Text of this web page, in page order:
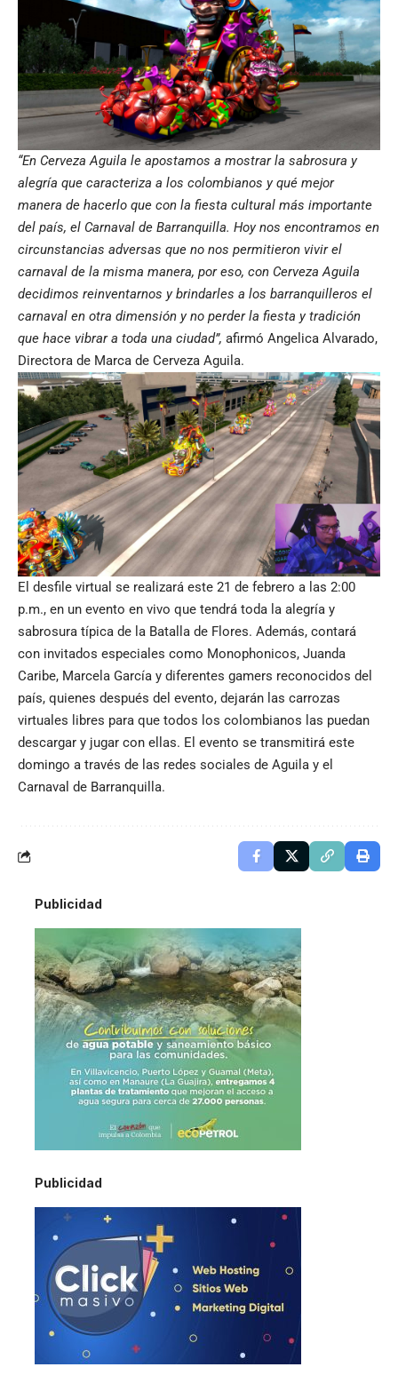
“En Cerveza Aguila le apostamos a mostrar la sabrosura y
alegría que caracteriza a los colombianos y qué mejor
manera de hacerlo que con la fiesta cultural más importante
del país, el Carnaval de Barranquilla. Hoy nos encontramos en
circunstancias adversas que no nos permitieron vivir el
carnaval de la misma manera, por eso, con Cerveza Aguila
decidimos reinventarnos y brindarles a los barranquilleros el
carnaval en otra dimensión y no perder la fiesta y tradición
que hace vibrar a toda una ciudad”, afirmó Angelica Alvarado,
Directora de Marca de Cerveza Aguila.
El desfile virtual se realizará este 21 de febrero a las 2:00
p.m., en un evento en vivo que tendrá toda la alegría y
sabrosura típica de la Batalla de Flores. Además, contará
con invitados especiales como Monophonicos, Juanda
Caribe, Marcela García y diferentes gamers reconocidos del
país, quienes después del evento, dejarán las carrozas
virtuales libres para que todos los colombianos las puedan
descargar y jugar con ellas. El evento se transmitirá este
domingo a través de las redes sociales de Aguila y el
Carnaval de Barranquilla.
Publicidad
Publicidad